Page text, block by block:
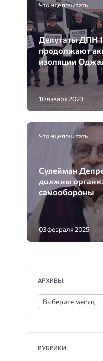
Что еще почитать
Депутаты ДПН
продолжают
изоляции
10 января 2023
Что еще почитать
Сулейман
должны
самообороны
03 февраля 2025
АРХИВЫ
РУБРИКИ